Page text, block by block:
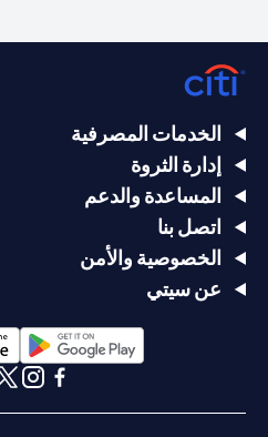
الخدمات المصرفية
إدارة الثروة
المساعدة والدعم
اتصل بنا
الخصوصية والأمن
عن سيتي
in a new tab